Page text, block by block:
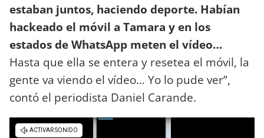
estaban juntos, haciendo deporte. Habían
hackeado el móvil a Tamara y en los
estados de WhatsApp meten el vídeo…
Hasta que ella se entera y resetea el móvil, la
gente va viendo el vídeo… Yo lo pude ver”,
contó el periodista Daniel Carande.